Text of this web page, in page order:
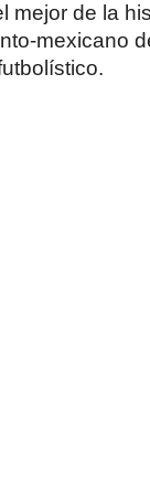
mejor de la
mexicano